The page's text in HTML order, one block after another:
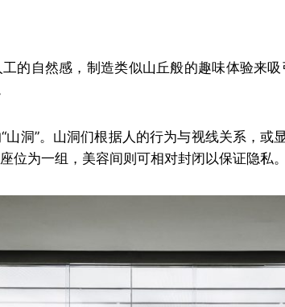
的自然感，制造类似山丘般的趣味体验来
洞”。山洞们根据人的行为与视线关系，或
位为一组，美容间则可相对封闭以保证隐私